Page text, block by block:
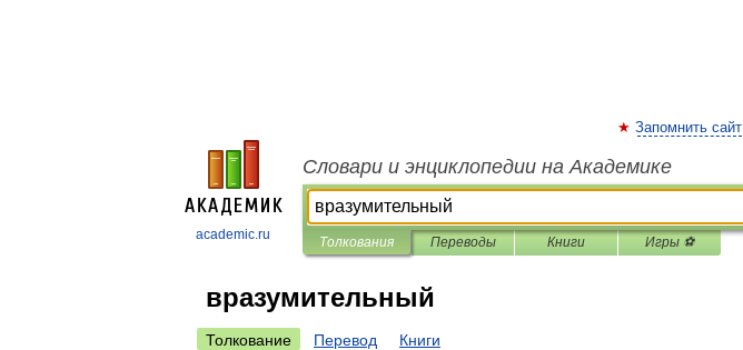
academic.ru
Запомнить сайт
Словари и энциклопедии на Академике
Толкования Переводы Книги Игры ⚽
вразумительный
Толкование Перевод Книги